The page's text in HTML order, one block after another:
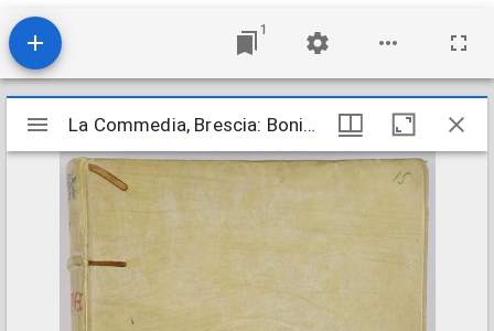
1
Mirador
viewer
La Commedia, Brescia: Boninus de Boninis, de Ragusia, 1487